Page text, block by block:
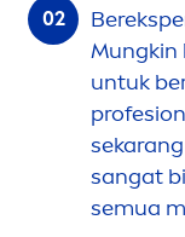
Mungkin
untuk
sangat
semua